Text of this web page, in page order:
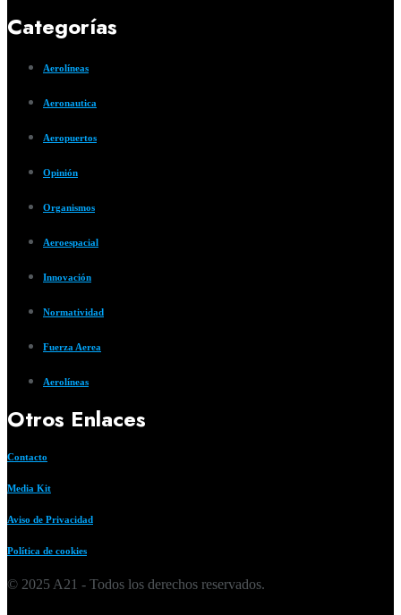
Categorías
Aerolíneas
Aeronautica
Aeropuertos
Opinión
Organismos
Aeroespacial
Innovación
Normatividad
Fuerza Aerea
Aerolíneas
Otros Enlaces
Contacto
Media Kit
Aviso de Privacidad
Política de cookies
© 2025 A21 - Todos los derechos reservados.